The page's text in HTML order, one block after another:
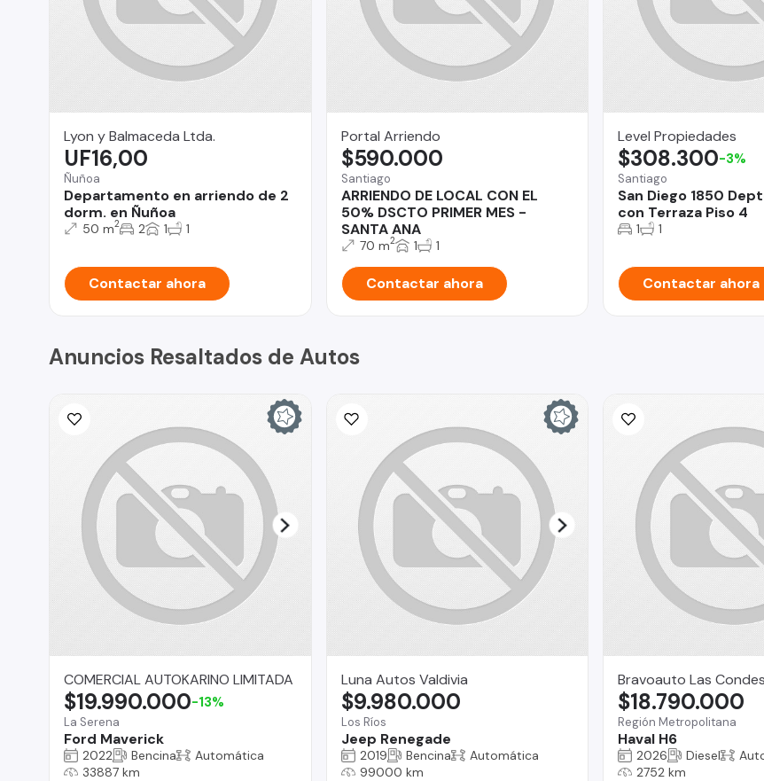
Lyon y Balmaceda Ltda.
Ñuñoa
Departamento en arriendo de 2
dorm. en Ñuñoa
UF16,00
50 m2 2 1 1
Contactar ahora
Portal Arriendo
Santiago
ARRIENDO DE LOCAL CON EL
50% DSCTO PRIMER MES -
SANTA ANA
$590.000
70 m2 1 1
Contactar ahora
Level Propiedades
Santiago
San Diego 1850
con Terraza Piso 4
$308.300-3%
1 1
Contactar ahora
Anuncios Resaltados de Autos
COMERCIAL AUTOKARINO LIMITADA
La Serena
Ford Maverick
$19.990.000-13%
2022 Bencina
Automática
33887 km
Luna Autos Valdivia
Los Ríos
Jeep Renegade
$9.980.000
2019 Bencina
Automática
99000 km
Bravoauto Las Condes
Región Metropolitana
Haval H6
$18.790.000
2026 Diesel
2752 km